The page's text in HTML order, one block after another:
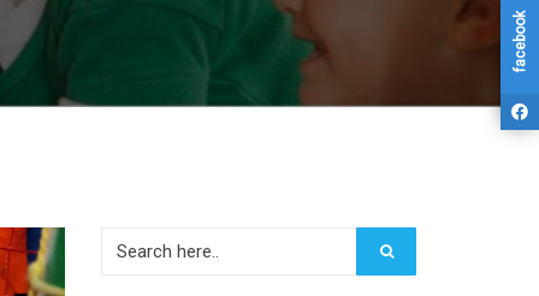
facebook